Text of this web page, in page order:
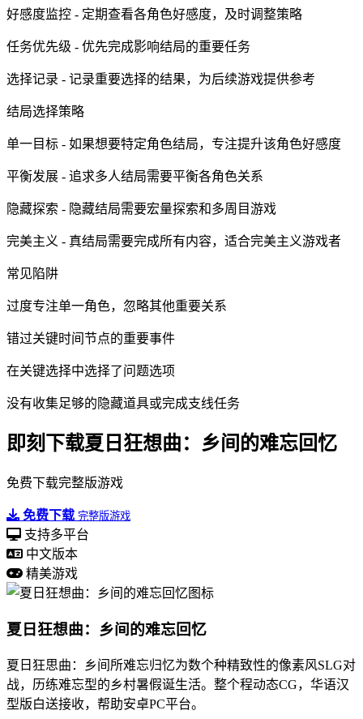
好感度监控 - 定期查看各角色好感度，及时调整策略
任务优先级 - 优先完成影响结局的重要任务
选择记录 - 记录重要选择的结果，为后续游戏提供参考
结局选择策略
单一目标 - 如果想要特定角色结局，专注提升该角色好感度
平衡发展 - 追求多人结局需要平衡各角色关系
隐藏探索 - 隐藏结局需要宏量探索和多周目游戏
完美主义 - 真结局需要完成所有内容，适合完美主义游戏者
常见陷阱
过度专注单一角色，忽略其他重要关系
错过关键时间节点的重要事件
在关键选择中选择了问题选项
没有收集足够的隐藏道具或完成支线任务
即刻下载夏日狂想曲：乡间的难忘回忆
免费下载完整版游戏
免费下载 完整版游戏
支持多平台
中文版本
精美游戏
夏日狂想曲：乡间的难忘回忆
夏日狂思曲：乡间所难忘归忆为数个种精致性的像素风SLG对
战，历练难忘型的乡村暑假诞生活。整个程动态CG，华语汉
型版白送接收，帮助安卓PC平台。